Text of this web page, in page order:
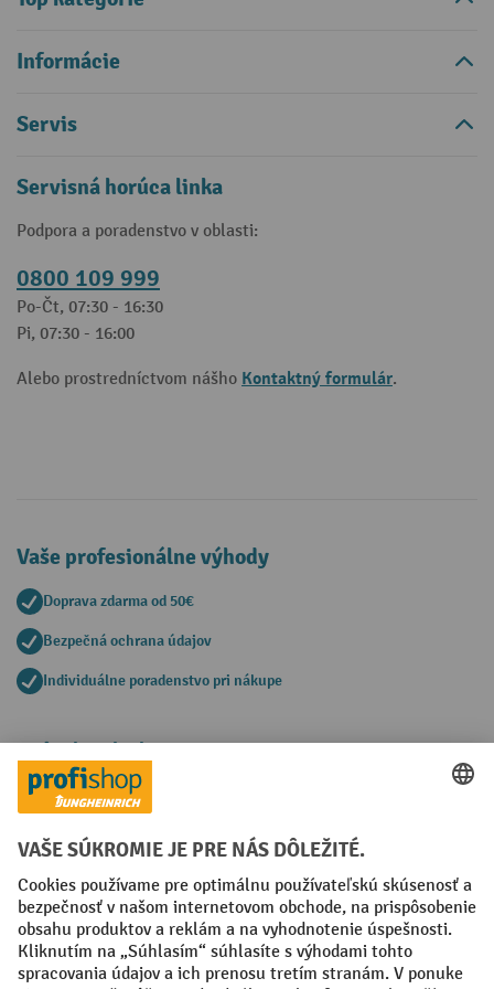
Informácie
Servis
Servisná horúca linka
Podpora a poradenstvo v oblasti:
0800 109 999
Po-Čt, 07:30 - 16:30
Pi, 07:30 - 16:00
Alebo prostredníctvom nášho Kontaktný formulár.
Vaše profesionálne výhody
Doprava zdarma od 50€
Bezpečná ochrana údajov
Individuálne poradenstvo pri nákupe
Spôsoby platby
Creditcard (Master)Creditcard (Visa)
Faktúra Predplatba
Sociálne siete
Facebook
YouTube
LinkedIn